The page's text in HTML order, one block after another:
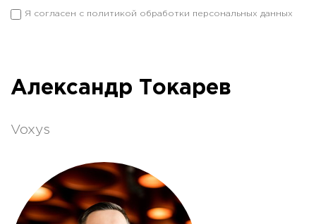
Александр Токарев
Voxys
Я согласен с политикой обработки персональных данных